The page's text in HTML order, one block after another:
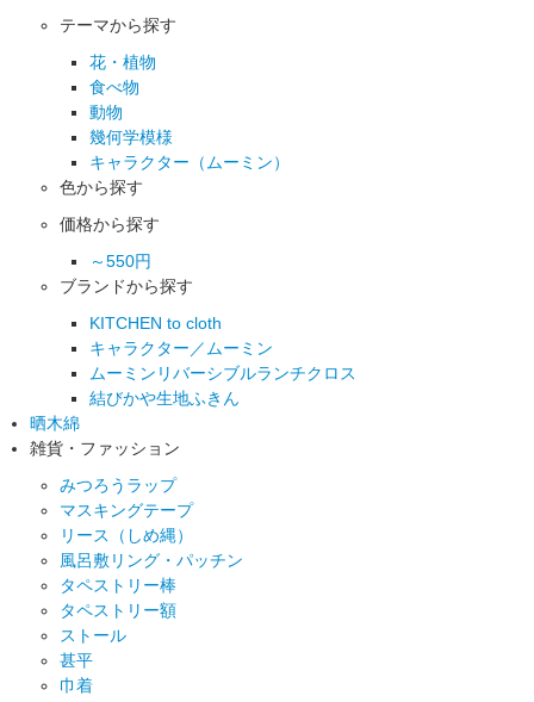
テーマから探す
花・植物
食べ物
動物
幾何学模様
キャラクター（ムーミン）
色から探す
価格から探す
～550円
ブランドから探す
KITCHEN to cloth
キャラクター／ムーミン
ムーミンリバーシブルランチクロス
結びかや生地ふきん
晒木綿
雑貨・ファッション
みつろうラップ
マスキングテープ
リース（しめ縄）
風呂敷リング・パッチン
タペストリー棒
タペストリー額
ストール
甚平
巾着